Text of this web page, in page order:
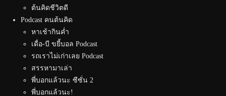
ต้นคิดชีวิตดี
Podcast คนต้นคิด
หาเช้ากินค่ำ
เดื่อ-บี ขยี้บอล Podcast
รถเราไม่เก่าเลย Podcast
สรรหามาเล่า
พี่บอกแล้วนะ ซีซั่น 2
พี่บอกแล้วนะ!